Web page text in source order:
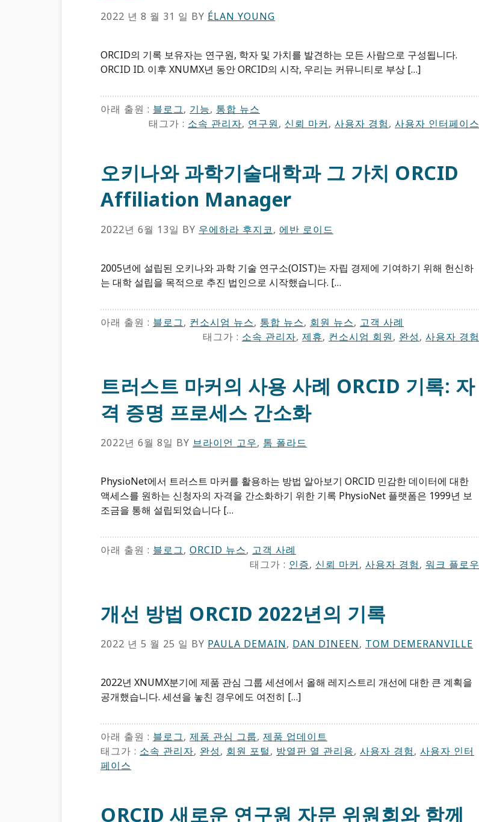
2022 년 8 월 31 일 BY ÉLAN YOUNG
ORCID의 기록 보유자는 연구원, 학자 및 가치를 발견하는 모든 사람으로 구성됩니다.
ORCID ID. 이후 XNUMX년 동안 ORCID의 시작, 우리는 커뮤니티로 부상 […]
아래 출원 : 블로그, 기능, 통합 뉴스
태그가 : 소속 관리자, 연구원, 신뢰 마커, 사용자 경험, 사용자 인터페이스
오키나와 과학기술대학과 그 가치 ORCID
Affiliation Manager
2022년 6월 13일 BY 우에하라 후지코, 에반 로이드
2005년에 설립된 오키나와 과학 기술 연구소(OIST)는 자립 경제에 기여하기 위해 헌신하
는 대학 설립을 목적으로 추진 법인으로 시작했습니다. […
아래 출원 : 블로그, 컨소시엄 뉴스, 통합 뉴스, 회원 뉴스, 고객 사례
태그가 : 소속 관리자, 제휴, 컨소시엄 회원, 완성, 사용자 경험
트러스트 마커의 사용 사례 ORCID 기록: 자
격 증명 프로세스 간소화
2022년 6월 8일 BY 브라이언 고우, 톰 폴라드
PhysioNet에서 트러스트 마커를 활용하는 방법 알아보기 ORCID 민감한 데이터에 대한
액세스를 원하는 신청자의 자격을 간소화하기 위한 기록 PhysioNet 플랫폼은 1999년 보
조금을 통해 설립되었습니다 […
아래 출원 : 블로그, ORCID ​뉴스, 고객 사례
태그가 : 인증, 신뢰 마커, 사용자 경험, 워크 플로우
개선 방법 ORCID 2022년의 기록
2022 년 5 월 25 일 BY PAULA DEMAIN, DAN DINEEN, TOM DEMERANVILLE
2022년 XNUMX분기에 제품 관심 그룹 세션에서 올해 레지스트리 개선에 대한 큰 계획을
공개했습니다. 세션을 놓친 경우에도 여전히 […]
아래 출원 : 블로그, 제품 관심 그룹, 제품 업데이트
태그가 : 소속 관리자, 완성, 회원 포털, 방열판 열 관리용, 사용자 경험, 사용자 인터
페이스
ORCID 새로운 연구원 자문 위원회와 함께